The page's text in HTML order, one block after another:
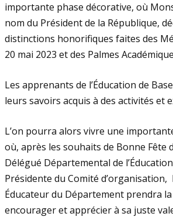
importante phase décorative, où
nom du Président de la République,
distinctions honorifiques faites des
20 mai 2023 et des Palmes
Les apprenants de l’Éducation de
leurs savoirs acquis à des activités et
L’on pourra alors vivre une
où, après les souhaits de Bonne Fête
Délégué Départemental de
Présidente du Comité d’organisation,
Éducateur du Département prendra
encourager et apprécier à sa juste